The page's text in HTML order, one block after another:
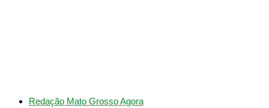
Redação Mato Grosso Agora